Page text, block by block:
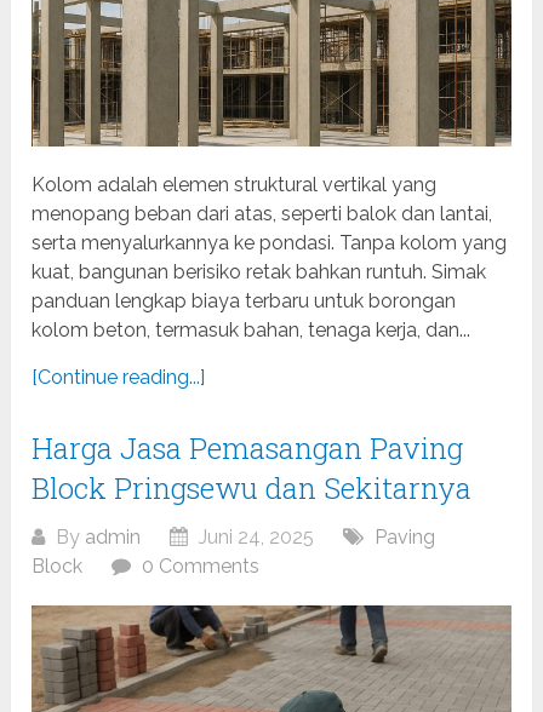
Kolom adalah elemen struktural vertikal yang
menopang beban dari atas, seperti balok dan lantai,
serta menyalurkannya ke pondasi. Tanpa kolom yang
kuat, bangunan berisiko retak bahkan runtuh. Simak
panduan lengkap biaya terbaru untuk borongan
kolom beton, termasuk bahan, tenaga kerja, dan...
[Continue reading...]
Harga Jasa Pemasangan Paving
Block Pringsewu dan Sekitarnya
By admin Juni 24, 2025
Paving
Block
0 Comments